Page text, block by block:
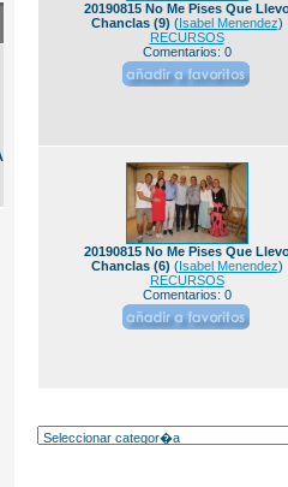
20190815 No Me Pises Que
Chanclas (9) (Isabel Menendez)
RECURSOS
Comentarios: 0
20190815 No Me Pises Que
Chanclas (6) (Isabel Menendez)
RECURSOS
Comentarios: 0